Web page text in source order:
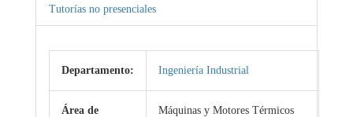
Tutorías no presenciales
Departamento: Ingeniería Industrial
Área de
Máquinas y Motores Térmicos